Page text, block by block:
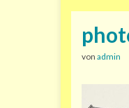
von admin